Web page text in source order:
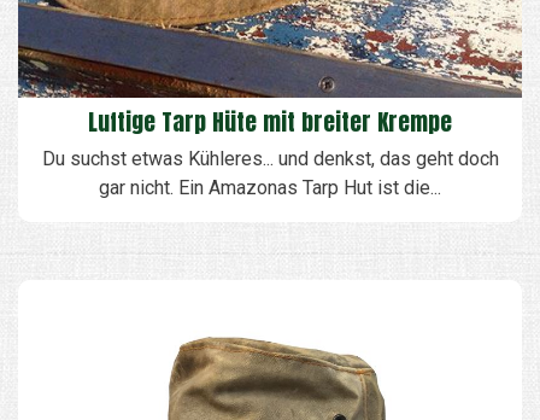
Luftige Tarp Hüte mit breiter Krempe
Du suchst etwas Kühleres... und denkst, das geht doch
gar nicht. Ein Amazonas Tarp Hut ist die...